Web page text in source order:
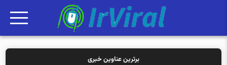
برترین عناوین خبری